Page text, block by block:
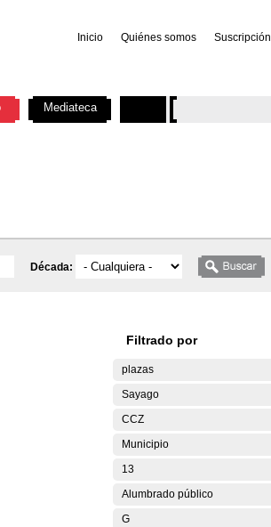
Inicio Quiénes somos Suscripción
Década:
Filtrado por
plazas
Sayago
CCZ
Municipio
13
Alumbrado público
G
Mediateca